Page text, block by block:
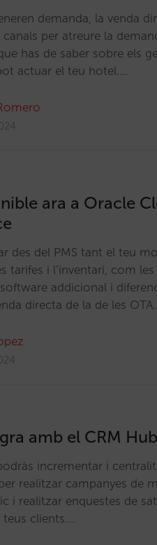
demanda, la venda
per atreure la
has de saber sobre els
actuar el teu hotel.…
ara a Oracle
des del PMS tant el teu
tarifes i l’inventari, com les
addicional i
directa de la de les
amb el CRM
incrementar i
realitzar campanyes de
i realitzar enquestes de
clients.…